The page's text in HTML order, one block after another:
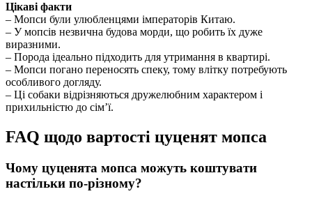
Цікаві факти
– Мопси були улюбленцями імператорів Китаю.
– У мопсів незвична будова морди, що робить їх дуже
виразними.
– Порода ідеально підходить для утримання в квартирі.
– Мопси погано переносять спеку, тому влітку потребують
особливого догляду.
– Ці собаки відрізняються дружелюбним характером і
прихильністю до сім’ї.
FAQ щодо вартості цуценят мопса
Чому цуценята мопса можуть коштувати
настільки по-різному?